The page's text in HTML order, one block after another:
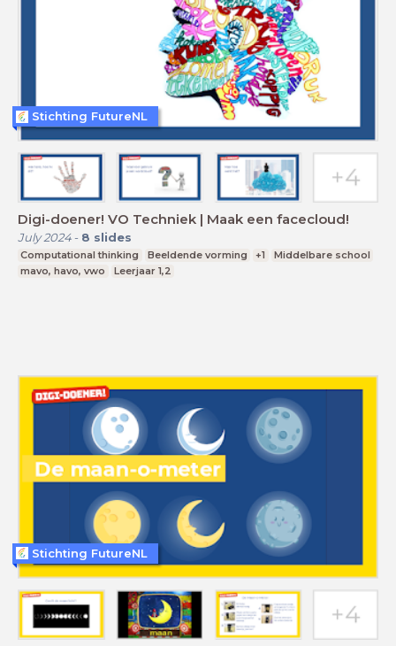
Digi-doener! VO Techniek | Maak een facecloud!
July 2024- 8 slides
Computational thinking Beeldende vorming +1
Middelbare school
mavo, havo, vwo
Leerjaar 1,2
Stichting FutureNL
Stichting FutureNL